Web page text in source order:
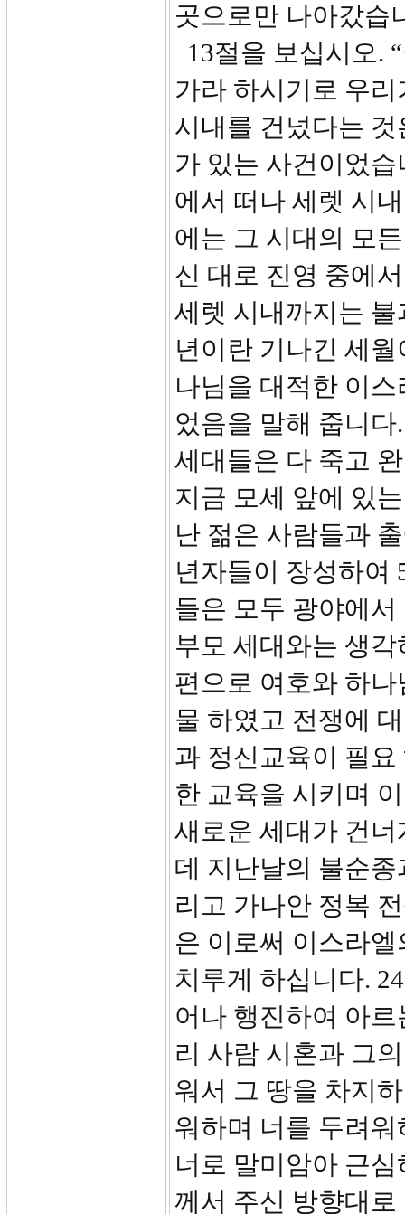
곳으로만 나아갔습
13절을 보십시오.
가라 하시기로 우
시내를 건넜다는
가 있는 사건이었
에서 떠나 세렛 시
에는 그 시대의 모
신 대로 진영 중에
세렛 시내까지는
년이란 기나긴 세
나님을 대적한 이
었음을 말해 줍니
세대들은 다 죽고
지금 모세 앞에 있
난 젊은 사람들과
년자들이 장성하여
들은 모두 광야에
부모 세대와는 생
편으로 여호와 하
물 하였고 전쟁에
과 정신교육이 필
한 교육을 시키며
새로운 세대가 건
데 지난날의 불순
리고 가나안 정복
은 이로써 이스라
치루게 하십니다.
어나 행진하여 아
리 사람 시혼과 그
워서 그 땅을 차지
워하며 너를 두려
너로 말미암아 근
께서 주신 방향대